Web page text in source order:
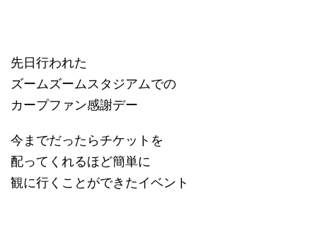
先日行われた
ズームズームスタジアムでの
カープファン感謝デー
今までだったらチケットを
配ってくれるほど簡単に
観に行くことができたイベント